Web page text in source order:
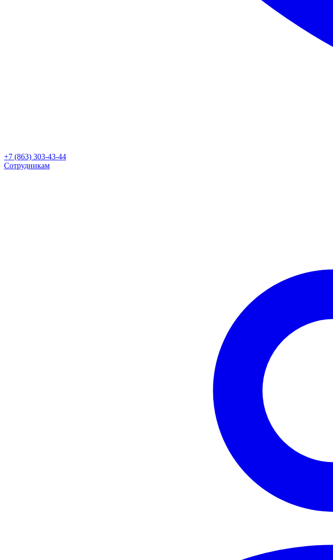
+7 (863) 303-43-44
Сотрудникам